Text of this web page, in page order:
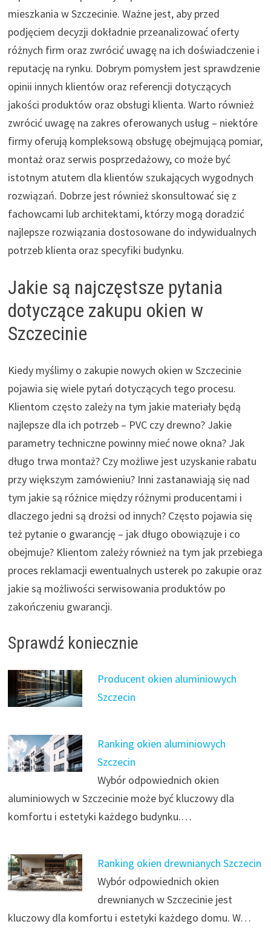
mieszkania w Szczecinie. Ważne jest, aby przed
podjęciem decyzji dokładnie przeanalizować oferty
różnych firm oraz zwrócić uwagę na ich doświadczenie i
reputację na rynku. Dobrym pomysłem jest sprawdzenie
opinii innych klientów oraz referencji dotyczących
jakości produktów oraz obsługi klienta. Warto również
zwrócić uwagę na zakres oferowanych usług – niektóre
firmy oferują kompleksową obsługę obejmującą pomiar,
montaż oraz serwis posprzedażowy, co może być
istotnym atutem dla klientów szukających wygodnych
rozwiązań. Dobrze jest również skonsultować się z
fachowcami lub architektami, którzy mogą doradzić
najlepsze rozwiązania dostosowane do indywidualnych
potrzeb klienta oraz specyfiki budynku.
Jakie są najczęstsze pytania
dotyczące zakupu okien w
Szczecinie
Kiedy myślimy o zakupie nowych okien w Szczecinie
pojawia się wiele pytań dotyczących tego procesu.
Klientom często zależy na tym jakie materiały będą
najlepsze dla ich potrzeb – PVC czy drewno? Jakie
parametry techniczne powinny mieć nowe okna? Jak
długo trwa montaż? Czy możliwe jest uzyskanie rabatu
przy większym zamówieniu? Inni zastanawiają się nad
tym jakie są różnice między różnymi producentami i
dlaczego jedni są drożsi od innych? Często pojawia się
też pytanie o gwarancję – jak długo obowiązuje i co
obejmuje? Klientom zależy również na tym jak przebiega
proces reklamacji ewentualnych usterek po zakupie oraz
jakie są możliwości serwisowania produktów po
zakończeniu gwarancji.
Sprawdź koniecznie
Producent okien aluminiowych
Szczecin
Ranking okien aluminiowych
Szczecin
Wybór odpowiednich okien
aluminiowych w Szczecinie może być kluczowy dla
komfortu i estetyki każdego budynku.…
Ranking okien drewnianych Szczecin
Wybór odpowiednich okien
drewnianych w Szczecinie jest
kluczowy dla komfortu i estetyki każdego domu. W…